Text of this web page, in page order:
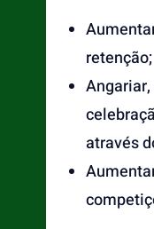
retenção;
através